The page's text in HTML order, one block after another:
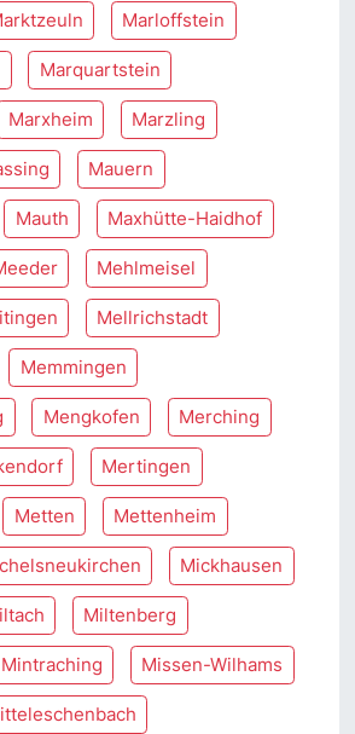
Marloffstein
Marquartstein
Marxheim Marzling
Mauern
Mauth Maxhütte-Haidhof
Mehlmeisel
Mellrichstadt
Memmingen
Mengkofen Merching
Mertingen
Metten Mettenheim
Mickhausen
Miltenberg
Mintraching Missen-Wilhams